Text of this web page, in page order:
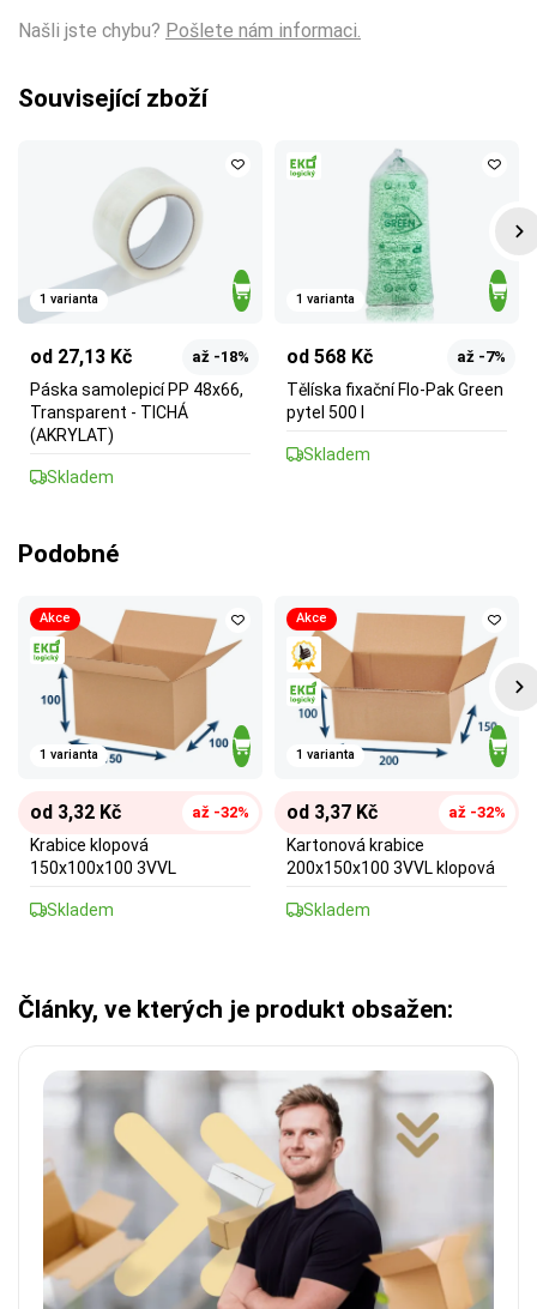
Našli jste chybu? Pošlete nám informaci.
Související zboží
1 varianta
od 27,13 Kč až -18%
Páska samolepicí PP 48x66,
Transparent - TICHÁ
(AKRYLAT)
Skladem
1 varianta
od 568 Kč až -7%
Tělíska fixační Flo-Pak Green
pytel 500 l
Skladem
Podobné
Akce
1 varianta
od 3,32 Kč až -32%
Krabice klopová
150x100x100 3VVL
Skladem
Akce
1 varianta
od 3,37 Kč až -32%
Kartonová krabice
200x150x100 3VVL klopová
Skladem
Články, ve kterých je produkt obsažen: